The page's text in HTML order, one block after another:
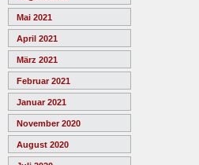
Mai 2021
April 2021
März 2021
Februar 2021
Januar 2021
November 2020
August 2020